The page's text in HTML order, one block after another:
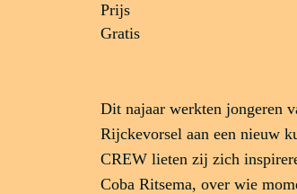
Prijs
Gratis
Dit najaar werkten jongeren
Rijckevorsel aan een nieuw
CREW lieten zij zich
Coba Ritsema, over wie